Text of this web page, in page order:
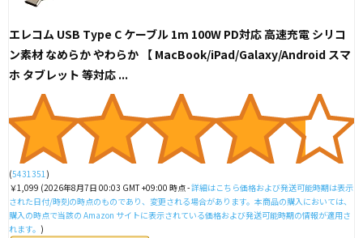
エレコム USB Type C ケーブル 1m 100W PD対応 高速充電 シリコ
ン素材 なめらか やわらか 【 MacBook/iPad/Galaxy/Android スマ
ホ タブレット 等対応 ...
(5431351 )
￥1,099 (2026年8月7日 00:03 GMT +09:00 時点 -詳細はこちら価格および発送可能時期は表示
された日付/時刻の時点のものであり、変更される場合があります。本商品の購入においては、
購入の時点で当該の Amazon サイトに表示されている価格および発送可能時期の情報が適用さ
れます。 )